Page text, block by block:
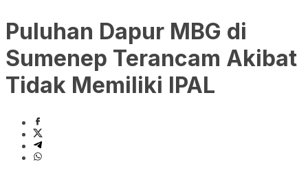
Puluhan Dapur MBG di
Sumenep Terancam Akibat
Tidak Memiliki IPAL